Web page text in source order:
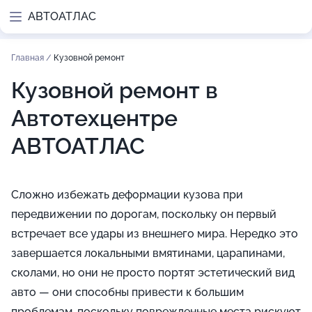
АВТОАТЛАС
Главная / Кузовной ремонт
Кузовной ремонт в
Автотехцентре
АВТОАТЛАС
Сложно избежать деформации кузова при
передвижении по дорогам, поскольку он первый
встречает все удары из внешнего мира. Нередко это
завершается локальными вмятинами, царапинами,
сколами, но они не просто портят эстетический вид
авто — они способны привести к большим